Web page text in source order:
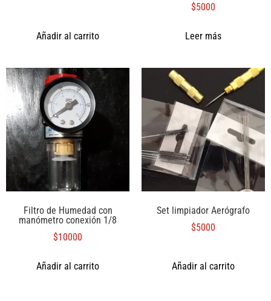
Añadir al carrito
$5000
Leer más
Filtro de Humedad con
manómetro conexión 1/8
$10000
Añadir al carrito
Set limpiador Aerógrafo
$5000
Añadir al carrito